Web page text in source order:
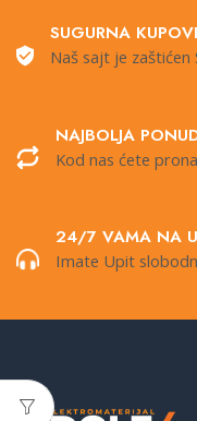
SUGURNA
Naš sajt je
NAJBOLJA
Kod nas ćete
24/7 VAMA NA
Imate Upit